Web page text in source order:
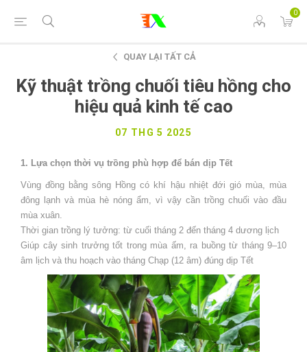
0
QUAY LẠI TẤT CẢ
Kỹ thuật trồng chuối tiêu hồng cho
hiệu quả kinh tế cao
07 THG 5 2025
1. Lựa chọn thời vụ trồng phù hợp để bán dịp Tết
Vùng đồng bằng sông Hồng có khí hậu nhiệt đới gió mùa, mùa
đông lạnh và mùa hè nóng ẩm, vì vậy cần trồng chuối vào đầu
mùa xuân.
Thời gian trồng lý tưởng: từ cuối tháng 2 đến tháng 4 dương lịch
Giúp cây sinh trưởng tốt trong mùa ấm, ra buồng từ tháng 9–10
âm lịch và thu hoạch vào tháng Chạp (12 âm) đúng dịp Tết